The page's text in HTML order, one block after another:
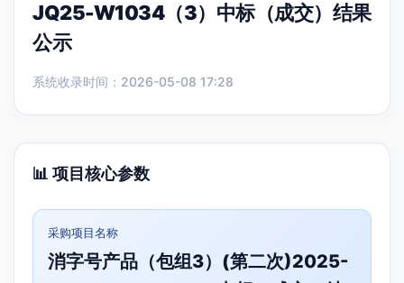
JQ25-W1034（3）中标（成交）结果
公示
系统收录时间：2026-05-08 17:28
📊 项目核心参数
采购项目名称
消字号产品（包组3）(第二次)2025-